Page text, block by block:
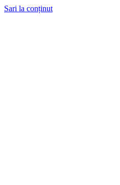
Sari la conținut